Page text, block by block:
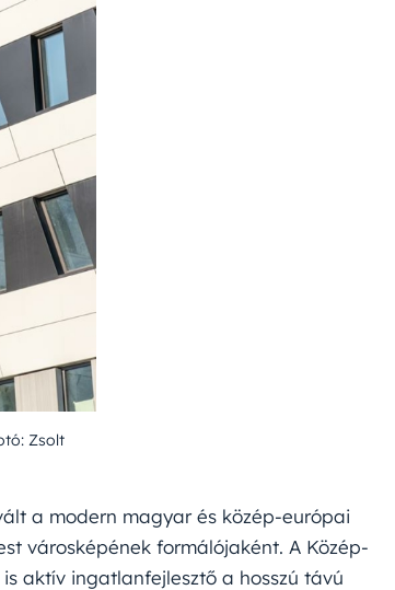
Zsolt
a modern magyar és közép-európai
városképének formálójaként. A Közép-
aktív ingatlanfejlesztő a hosszú távú